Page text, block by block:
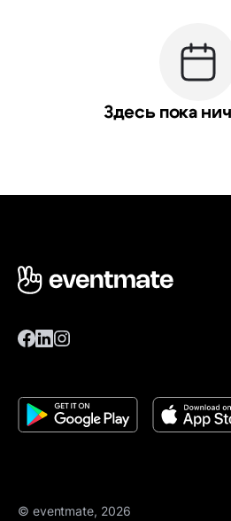
Здесь пока
© eventmate, 2026